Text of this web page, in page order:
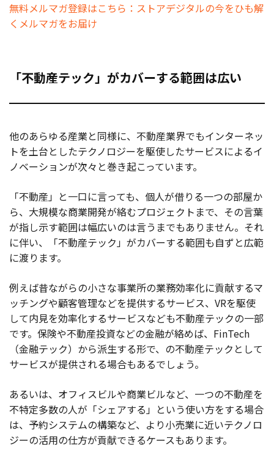
無料メルマガ登録はこちら：ストアデジタルの今をひも解
くメルマガをお届け
「不動産テック」がカバーする範囲は広い
他のあらゆる産業と同様に、不動産業界でもインターネッ
トを土台としたテクノロジーを駆使したサービスによるイ
ノベーションが次々と巻き起こっています。
「不動産」と一口に言っても、個人が借りる一つの部屋か
ら、大規模な商業開発が絡むプロジェクトまで、その言葉
が指し示す範囲は幅広いのは言うまでもありません。それ
に伴い、「不動産テック」がカバーする範囲も自ずと広範
に渡ります。
例えば昔ながらの小さな事業所の業務効率化に貢献するマ
ッチングや顧客管理などを提供するサービス、VRを駆使
して内見を効率化するサービスなども不動産テックの一部
です。保険や不動産投資などの金融が絡めば、FinTech
（金融テック）から派生する形で、の不動産テックとして
サービスが提供される場合もあるでしょう。
あるいは、オフィスビルや商業ビルなど、一つの不動産を
不特定多数の人が「シェアする」という使い方をする場合
は、予約システムの構築など、より小売業に近いテクノロ
ジーの活用の仕方が貢献できるケースもあります。